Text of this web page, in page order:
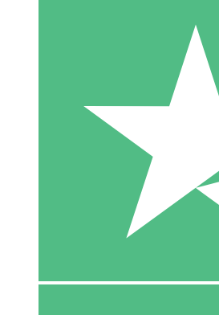
10 Descargas
20 00